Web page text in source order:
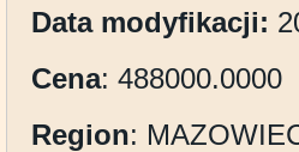
Data modyfikacji:
Cena: 488000.0000
Region: